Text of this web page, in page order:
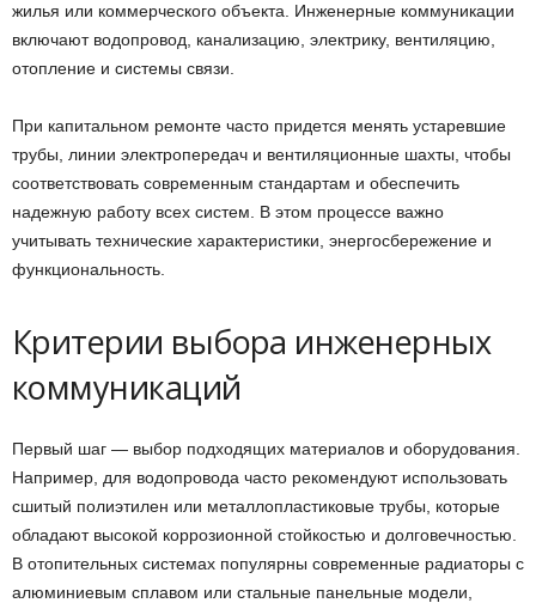
жилья или коммерческого объекта. Инженерные коммуникации
включают водопровод, канализацию, электрику, вентиляцию,
отопление и системы связи.
При капитальном ремонте часто придется менять устаревшие
трубы, линии электропередач и вентиляционные шахты, чтобы
соответствовать современным стандартам и обеспечить
надежную работу всех систем. В этом процессе важно
учитывать технические характеристики, энергосбережение и
функциональность.
Критерии выбора инженерных
коммуникаций
Первый шаг — выбор подходящих материалов и оборудования.
Например, для водопровода часто рекомендуют использовать
сшитый полиэтилен или металлопластиковые трубы, которые
обладают высокой коррозионной стойкостью и долговечностью.
В отопительных системах популярны современные радиаторы с
алюминиевым сплавом или стальные панельные модели,